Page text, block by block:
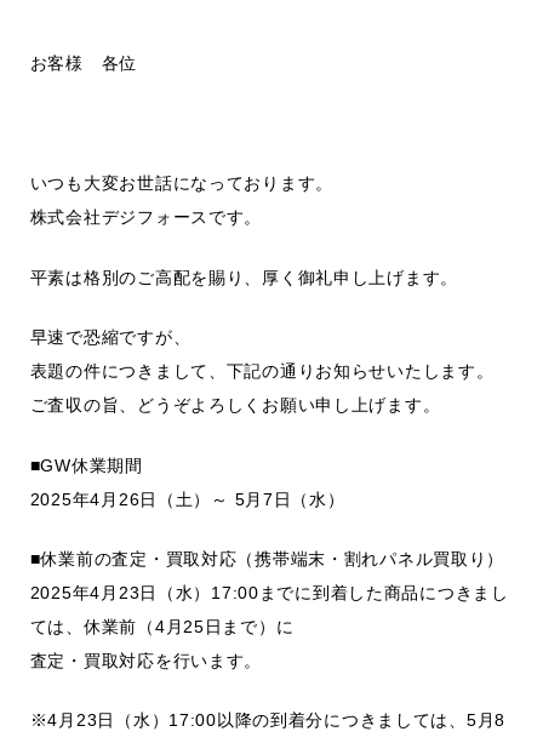
お客様 各位
いつも大変お世話になっております。
株式会社デジフォースです。
平素は格別のご高配を賜り、厚く御礼申し上げます。
早速で恐縮ですが、
表題の件につきまして、下記の通りお知らせいたします。
ご査収の旨、どうぞよろしくお願い申し上げます。
■GW休業期間
2025年4月26日（土）～ 5月7日（水）
■休業前の査定・買取対応（携帯端末・割れパネル買取り）
2025年4月23日（水）17:00までに到着した商品につきまし
ては、休業前（4月25日まで）に
査定・買取対応を行います。
※4月23日（水）17:00以降の到着分につきましては、5月8